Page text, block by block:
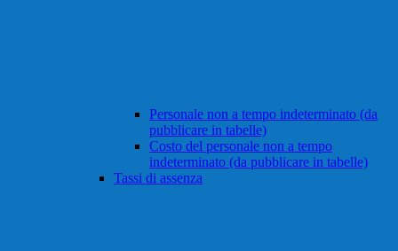
Personale non a tempo indeterminato (da
pubblicare in tabelle)
Costo del personale non a tempo
indeterminato (da pubblicare in tabelle)
Tassi di assenza